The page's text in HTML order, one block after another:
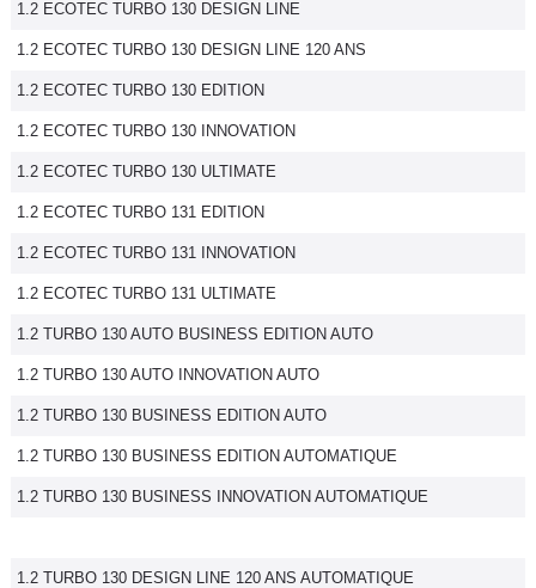
Services
Forum
Marques
1.2 ECOTEC TURBO 130 DESIGN LINE
1.2 ECOTEC TURBO 130 DESIGN LINE 120 ANS
1.2 ECOTEC TURBO 130 EDITION
1.2 ECOTEC TURBO 130 INNOVATION
1.2 ECOTEC TURBO 130 ULTIMATE
1.2 ECOTEC TURBO 131 EDITION
1.2 ECOTEC TURBO 131 INNOVATION
1.2 ECOTEC TURBO 131 ULTIMATE
1.2 TURBO 130 AUTO BUSINESS EDITION AUTO
1.2 TURBO 130 AUTO INNOVATION AUTO
1.2 TURBO 130 BUSINESS EDITION AUTO
1.2 TURBO 130 BUSINESS EDITION AUTOMATIQUE
1.2 TURBO 130 BUSINESS INNOVATION AUTOMATIQUE
1.2 TURBO 130 DESIGN LINE 120 ANS AUTOMATIQUE